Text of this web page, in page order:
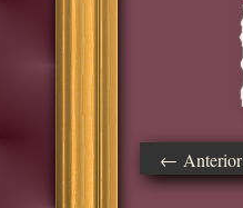
← Anterior